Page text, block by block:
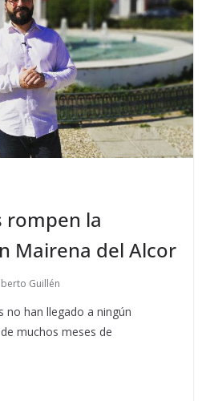
rompen la
Mairena del Alcor
Guillén
no han llegado a ningún
muchos meses de